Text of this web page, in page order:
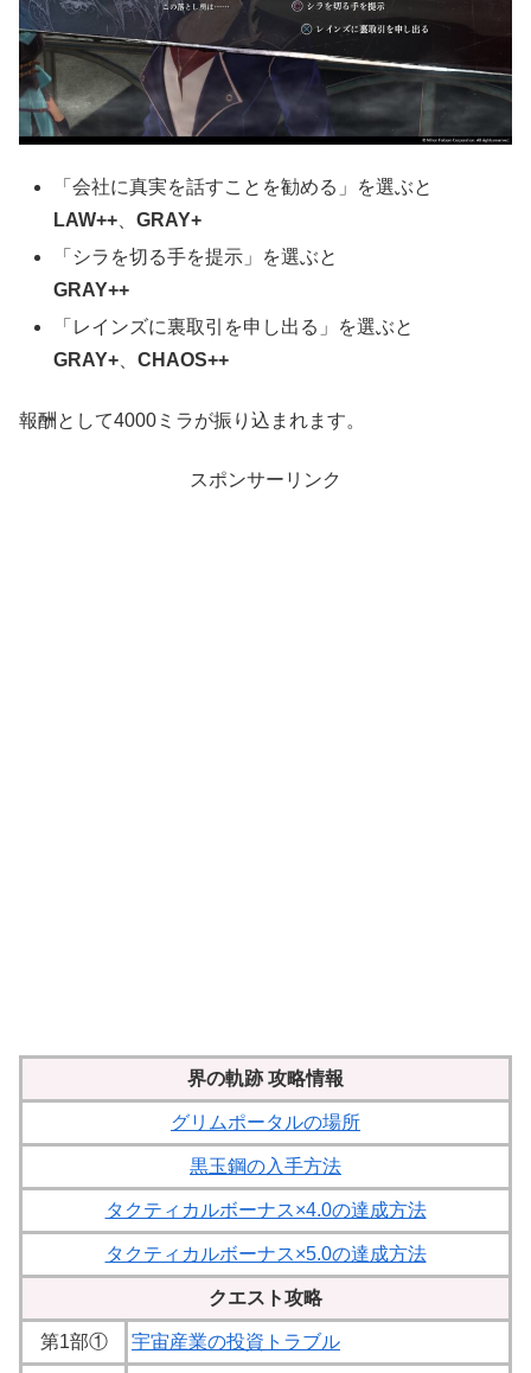
「会社に真実を話すことを勧める」を選ぶと
LAW++ 、GRAY+
「シラを切る手を提示」を選ぶと
GRAY++
「レインズに裏取引を申し出る」を選ぶと
GRAY+ 、CHAOS++
報酬として4000ミラが振り込まれます。
スポンサーリンク
界の軌跡 攻略情報
グリムポータルの場所
黒玉鋼の入手方法
タクティカルボーナス×4.0の達成方法
タクティカルボーナス×5.0の達成方法
クエスト攻略
第1部① 宇宙産業の投資トラブル